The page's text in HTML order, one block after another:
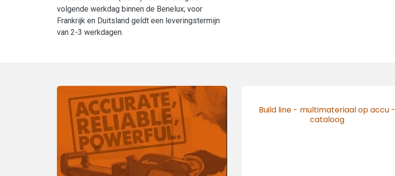
volgende werkdag binnen de Benelux; voor
Frankrijk en Duitsland geldt een leveringstermijn
van 2-3 werkdagen.
Build line - multimateriaal op accu -
cataloog